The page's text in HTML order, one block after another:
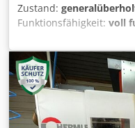
Zustand:
Funktionsfähigkeit: voll
,
Werksüberholt, V-Rotor
Einzugshöhe max.:
Durchmesser des
U/min Schneidsystem:
25 mm Credpfx Ageymb
verkabelt, inkl. 5 m